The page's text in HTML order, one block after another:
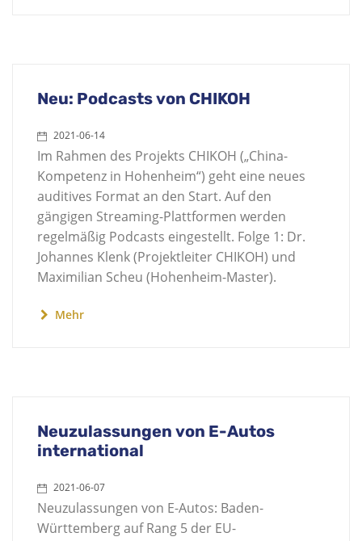
Neu: Podcasts von CHIKOH
2021-06-14
Im Rahmen des Projekts CHIKOH („China-
Kompetenz in Hohenheim“) geht eine neues
auditives Format an den Start. Auf den
gängigen Streaming-Plattformen werden
regelmäßig Podcasts eingestellt. Folge 1: Dr.
Johannes Klenk (Projektleiter CHIKOH) und
Maximilian Scheu (Hohenheim-Master).
Mehr
Neuzulassungen von E-Autos
international
2021-06-07
Neuzulassungen von E-Autos: Baden-
Württemberg auf Rang 5 der EU-